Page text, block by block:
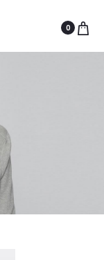
0